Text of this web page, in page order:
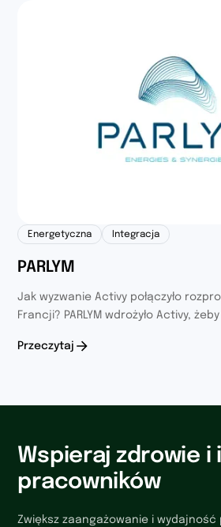
Energetyczna Integracja
PARLYM
Jak wyzwanie Activy połączyło
Francji? PARLYM wdrożyło Activy,
Francji i wspierać rozwijającą się
codzienne nawyki zdrowego ruchu.
Przeczytaj
Wspieraj zdrowie
pracowników
Zwiększ zaangażowanie i wydajność